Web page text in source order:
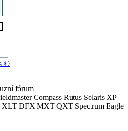
©
fórum
Compass Rutus Solaris XP
DFX MXT QXT Spectrum Eagle